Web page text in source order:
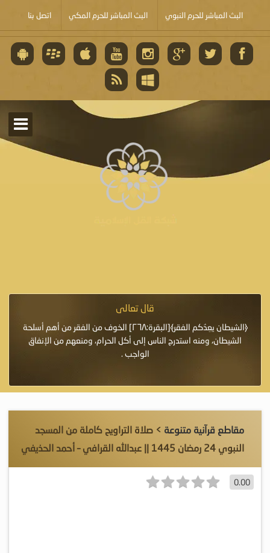
البث المباشر للحرم النبوي البث المباشر للحرم المكي اتصل بنا
قال تعالى
﴿الشيطان يعِدُكم الفقر﴾[البقرة:٢٦٨] الخوف من الفقر من أهم أسلحة
الشيطان، ومنه استدرج الناس إلى أكل الحرام، ومنعهم من الإنفاق
الواجب .
مقاطع قرآنية متنوعة > صلاة التراويح كاملة من المسجد
النبوي 24 رمضان 1445 || عبدالله القرافي – أحمد الحذيفي
0.00